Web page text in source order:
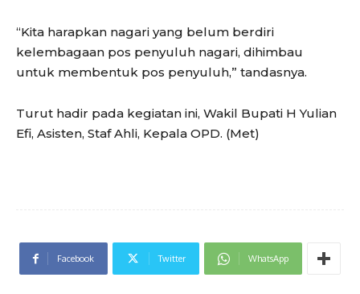
“Kita harapkan nagari yang belum berdiri
kelembagaan pos penyuluh nagari, dihimbau
untuk membentuk pos penyuluh,” tandasnya.
Turut hadir pada kegiatan ini, Wakil Bupati H Yulian
Efi, Asisten, Staf Ahli, Kepala OPD. (Met)
Facebook Twitter WhatsApp